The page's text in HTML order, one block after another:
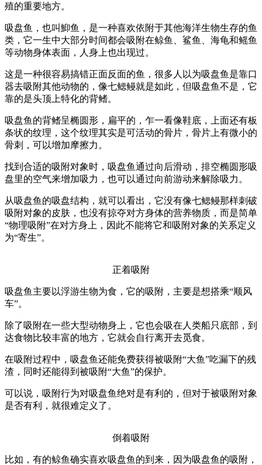
殖的重要地方。
吸盘鱼，也叫鮣鱼，是一种喜欢依附于其他海洋生物生存的鱼
类，它一生中大部分时间都会吸附在鲸鱼、鲨鱼、海龟和鳐鱼
等动物身体表面，人身上也出现过。
这是一种很容易搞错正面反面的鱼，很多人以为吸盘鱼是靠口
器去吸附其他动物的，像七鳃鳗就是如此，但吸盘鱼不是，它
靠的是头顶上特化的背鳍。
吸盘鱼的背鳍呈椭圆形，扁平的，乍一看像鞋底，上面还有板
条状的纹理，这个纹理其实是可活动的骨片，骨片上有微小的
骨刺，可以增加摩擦力。
找到合适的吸附对象时，吸盘鱼通过向后滑动，排空椭圆形吸
盘里的空气来增加吸力，也可以通过向前游动来解除吸力。
从吸盘鱼的吸盘结构，就可以看出，它没有像七鳃鳗那样刺破
吸附对象的皮肤，也没有掠夺对方身体的营养物质，而是简单
“物理吸附”在对方身上，因此不能将它和吸附对象的关系定义
为“寄生”。
正着吸附
吸盘鱼主要以浮游生物为食，它的吸附，主要是想搭乘“顺风
车”。
除了吸附在一些大型动物身上，它也会吸在人类船只底部，到
达食物比较丰富的地方，它就会自行离开去觅食。
在吸附过程中，吸盘鱼还能免费获得被吸附“大鱼”吃漏下的残
渣，同时还能得到被吸附“大鱼”的保护。
可以说，吸附行为对吸盘鱼绝对是有利的，但对于被吸附对象
是否有利，就很难定义了。
倒着吸附
比如，有的鲸鱼确实喜欢吸盘鱼的到来，因为吸盘鱼的吸附，